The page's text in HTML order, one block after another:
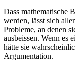
Dass mathematische
werden, lässt sich
Probleme, an denen
ausbeissen. Wenn es
hätte sie
Argumentation.